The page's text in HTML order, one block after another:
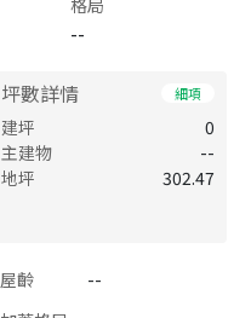
格局
--
坪數詳情 細項
建坪
0
主建物
--
地坪
302.47
屋齡
--